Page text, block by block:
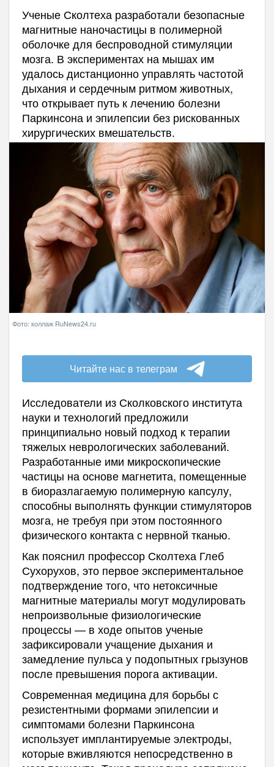
Ученые Сколтеха разработали безопасные
магнитные наночастицы в полимерной
оболочке для беспроводной стимуляции
мозга. В экспериментах на мышах им
удалось дистанционно управлять частотой
дыхания и сердечным ритмом животных,
что открывает путь к лечению болезни
Паркинсона и эпилепсии без рискованных
хирургических вмешательств.
Фото: коллаж RuNews24.ru
Читайте нас в телеграм
Исследователи из Сколковского института
науки и технологий предложили
принципиально новый подход к терапии
тяжелых неврологических заболеваний.
Разработанные ими микроскопические
частицы на основе магнетита, помещенные
в биоразлагаемую полимерную капсулу,
способны выполнять функции стимуляторов
мозга, не требуя при этом постоянного
физического контакта с нервной тканью.
Как пояснил профессор Сколтеха Глеб
Сухорухов, это первое экспериментальное
подтверждение того, что нетоксичные
магнитные материалы могут модулировать
непроизвольные физиологические
процессы — в ходе опытов ученые
зафиксировали учащение дыхания и
замедление пульса у подопытных грызунов
после превышения порога активации.
Современная медицина для борьбы с
резистентными формами эпилепсии и
симптомами болезни Паркинсона
использует имплантируемые электроды,
которые вживляются непосредственно в